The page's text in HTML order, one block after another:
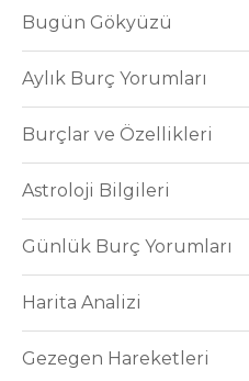
Bugün Gökyüzü
Aylık Burç Yorumları
Burçlar ve Özellikleri
Astroloji Bilgileri
Günlük Burç Yorumları
Harita Analizi
Gezegen Hareketleri